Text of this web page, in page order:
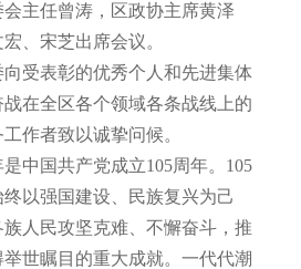
主任曾涛，区政协主席黄泽
、宋芝出席会议。
表彰的优秀个人和先进集体
在全区各个领域各条战线上的
作者致以诚挚问候。
国共产党成立105周年。105
以强国建设、民族复兴为己
人民攻坚克难、不懈奋斗，推
世瞩目的重大成就。一代代潮